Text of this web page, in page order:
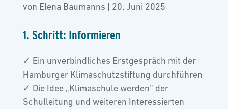
von Elena Baumanns | 20. Juni 2025
1. Schritt: Informieren
✓ Ein unverbindliches Erstgespräch mit der
Hamburger Klimaschutzstiftung durchführen
✓ Die Idee „Klimaschule werden“ der
Schulleitung und weiteren Interessierten